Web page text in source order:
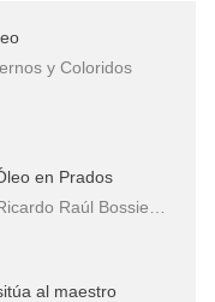
africanas?
y Coloridos
en Prados
Raúl Bossie…
al maestro